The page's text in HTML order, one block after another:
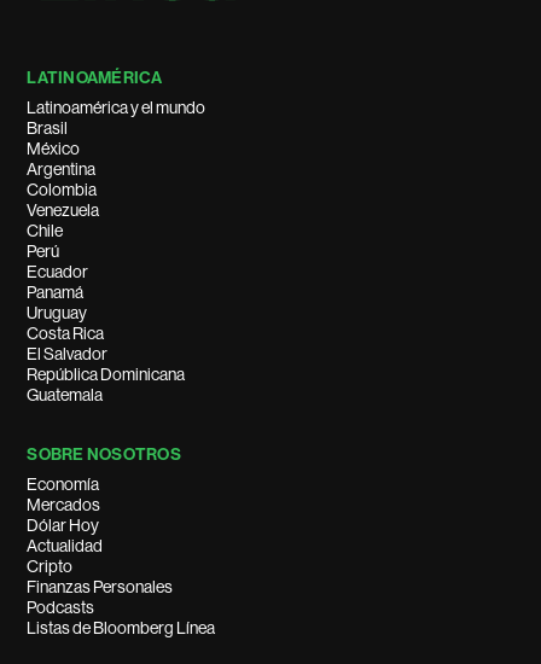
LATINOAMÉRICA
Latinoamérica y el mundo
Brasil
México
Argentina
Colombia
Venezuela
Chile
Perú
Ecuador
Panamá
Uruguay
Costa Rica
El Salvador
República Dominicana
Guatemala
SOBRE NOSOTROS
Economía
Mercados
Dólar Hoy
Actualidad
Cripto
Finanzas Personales
Podcasts
Listas de Bloomberg Línea